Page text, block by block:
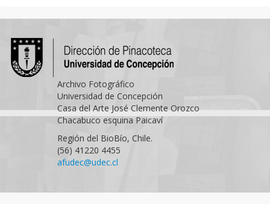
Archivo Fotográfico
Universidad de Concepción
Casa del Arte José Clemente Orozco
Chacabuco esquina Paicaví
Región del BioBío, Chile.
(56) 41220 4455
afudec@udec.cl